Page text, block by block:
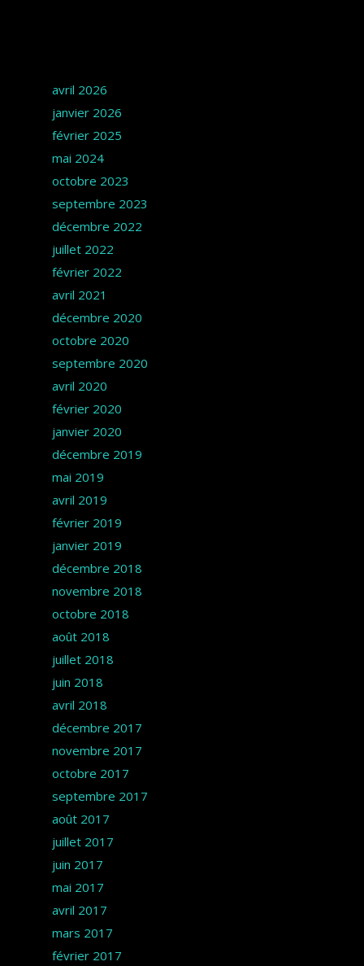
avril 2026
janvier 2026
février 2025
mai 2024
octobre 2023
septembre 2023
décembre 2022
juillet 2022
février 2022
avril 2021
décembre 2020
octobre 2020
septembre 2020
avril 2020
février 2020
janvier 2020
décembre 2019
mai 2019
avril 2019
février 2019
janvier 2019
décembre 2018
novembre 2018
octobre 2018
août 2018
juillet 2018
juin 2018
avril 2018
décembre 2017
novembre 2017
octobre 2017
septembre 2017
août 2017
juillet 2017
juin 2017
mai 2017
avril 2017
mars 2017
février 2017